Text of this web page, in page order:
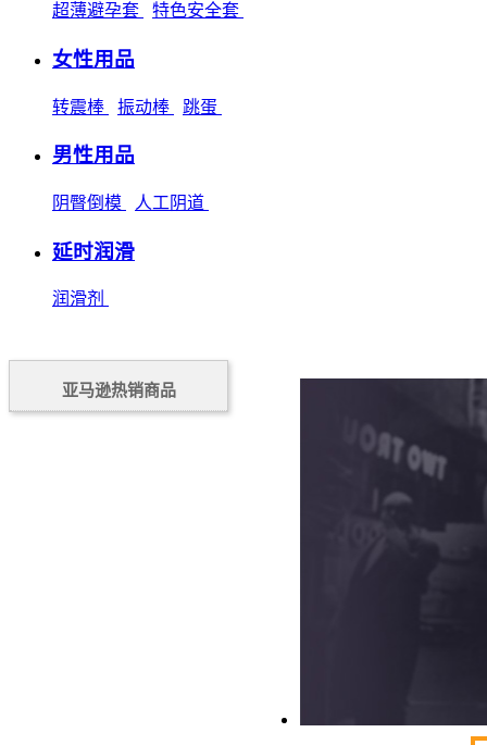
超薄避孕套 特色安全套
女性用品
转震棒 振动棒 跳蛋
男性用品
阴臀倒模 人工阴道
延时润滑
润滑剂
亚马逊热销商品